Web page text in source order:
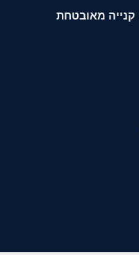
קנייה מאובטחת